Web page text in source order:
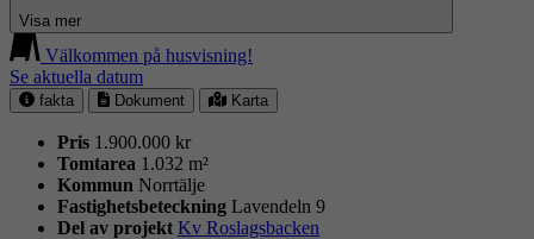
Visa mer
Välkommen på husvisning!
Se aktuella datum
fakta Dokument Karta
Pris 1.900.000 kr
Tomtarea 1.032 m²
Kommun Norrtälje
Fastighets­beteckning Lavendeln 9
Del av projekt Kv Roslagsbacken